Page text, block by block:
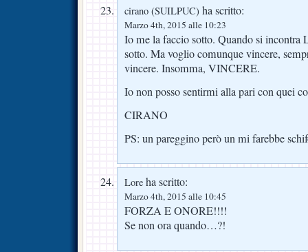
cirano (SUILPUC) ha scritto:
Marzo 4th, 2015 alle 10:23
Io me la faccio sotto. Quando si incontra
sotto. Ma voglio comunque vincere,
vincere. Insomma, VINCERE.
Io non posso sentirmi alla pari con quei
CIRANO
PS: un pareggino però un mi farebbe
Lore ha scritto:
Marzo 4th, 2015 alle 10:45
FORZA E ONORE!!!!
Se non ora quando…?!